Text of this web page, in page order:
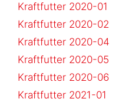
Kraftfutter 2020-01
Kraftfutter 2020-02
Kraftfutter 2020-04
Kraftfutter 2020-05
Kraftfutter 2020-06
Kraftfutter 2021-01